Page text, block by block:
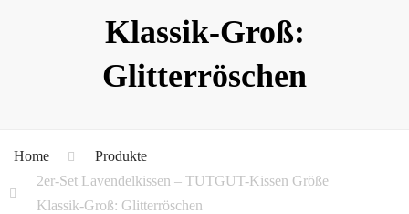
Klassik-Groß:
Glitterröschen
Home
Produkte
2er-Set Lavendelkissen – TUTGUT-Kissen Größe
Klassik-Groß: Glitterröschen